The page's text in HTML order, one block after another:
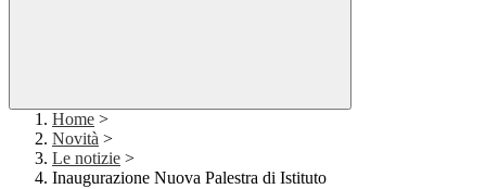
Home >
Novità >
Le notizie >
Inaugurazione Nuova Palestra di Istituto